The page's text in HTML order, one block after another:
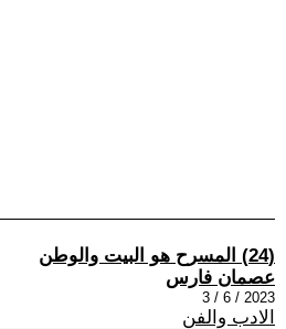
(24) المسرح هو البيت والوطن
عصمان فارس
2023 / 6 / 3
الادب والفن